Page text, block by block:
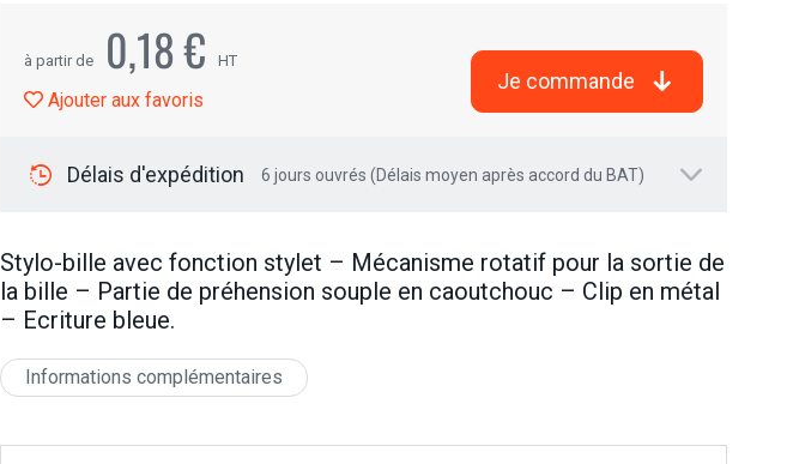
à partir de 0,18 € HT
Ajouter aux favoris
Je commande
Délais d'expédition 6 jours ouvrés (Délais moyen après accord du BAT)
Stylo-bille avec fonction stylet – Mécanisme rotatif pour la sortie de
la bille – Partie de préhension souple en caoutchouc – Clip en métal
– Ecriture bleue.
Informations complémentaires